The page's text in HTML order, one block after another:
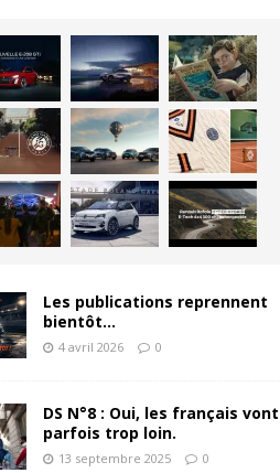
Les publications reprennent
bientôt…
4 avril 2026 0
DS N°8 : Oui, les français vont
parfois trop loin.
13 septembre 2025 0